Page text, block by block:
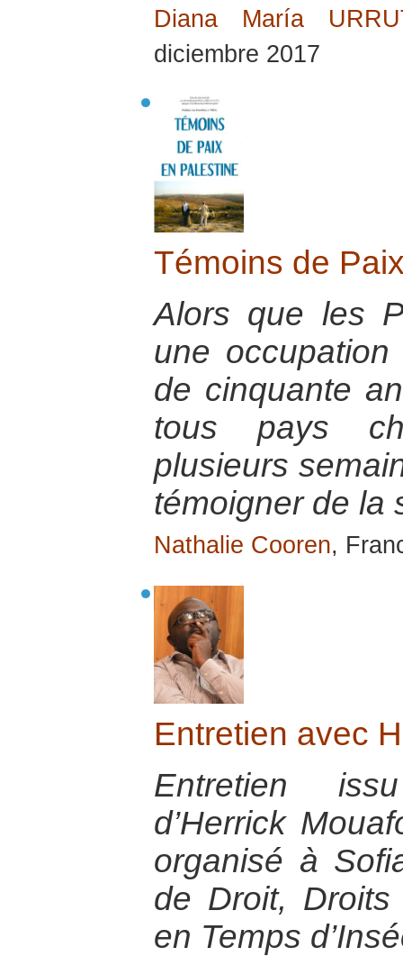
Diana María
diciembre 2017
Témoins de
Alors que les
une
de cinquante
tous pays
plusieurs
témoigner de la
Nathalie Cooren,
Entretien avec
Entretien
d’Herrick
organisé à
de Droit,
en Temps